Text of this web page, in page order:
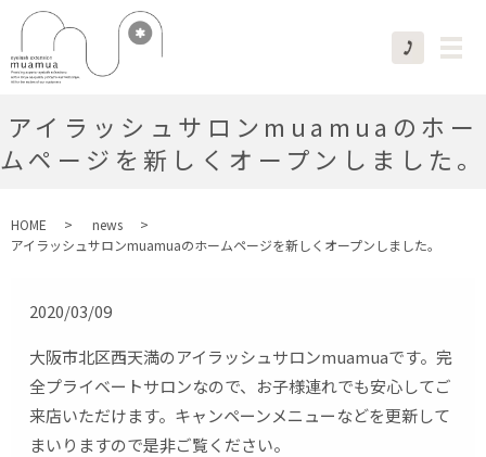
アイラッシュサロンmuamuaのホー
ムページを新しくオープンしました。
HOME
news
アイラッシュサロンmuamuaのホームページを新しくオープンしました。
2020/03/09
大阪市北区西天満のアイラッシュサロンmuamuaです。完
全プライベートサロンなので、お子様連れでも安心してご
来店いただけます。キャンペーンメニューなどを更新して
まいりますので是非ご覧ください。